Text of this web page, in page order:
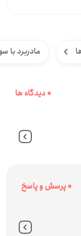
مادربرد با
0 دیدگاه ها
0 پرسش و پاسخ